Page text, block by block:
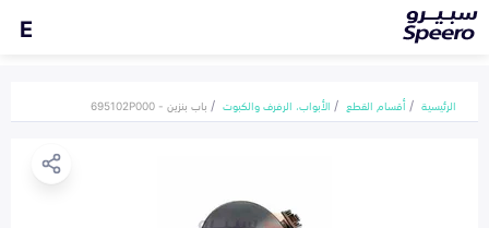
E
الرئيسية أقسام القطع الأبواب، الرفرف والكبوت باب بنزين - 695102P000